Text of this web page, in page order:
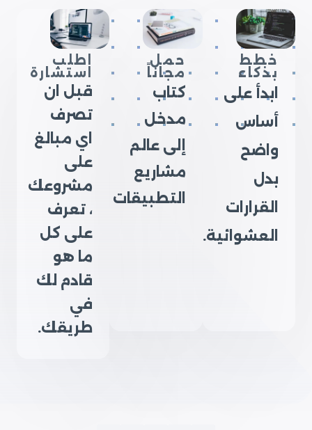
خطط
بذكاء
ابدأ على
أساس
واضح
بدل
القرارات
العشوائية.
حمل
مجاناً
كتاب
مدخل
إلى عالم
مشاريع
التطبيقات
اطلب
استشارة
قبل ان
تصرف
اي مبالغ
على
مشروعك
، تعرف
على كل
ما هو
قادم لك
في
طريقك.